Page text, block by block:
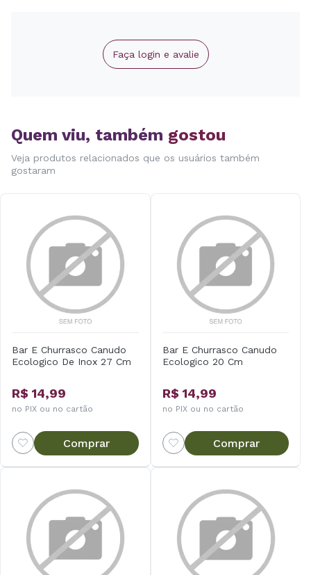
Faça login e avalie
Quem viu, também gostou
Veja produtos relacionados que os usuários também
gostaram
Bar E Churrasco Canudo
Ecologico De Inox 27 Cm
R$ 14,99
no PIX ou no cartão
Comprar
Bar E Churrasco Canudo
Ecologico 20 Cm
R$ 14,99
no PIX ou no cartão
Comprar